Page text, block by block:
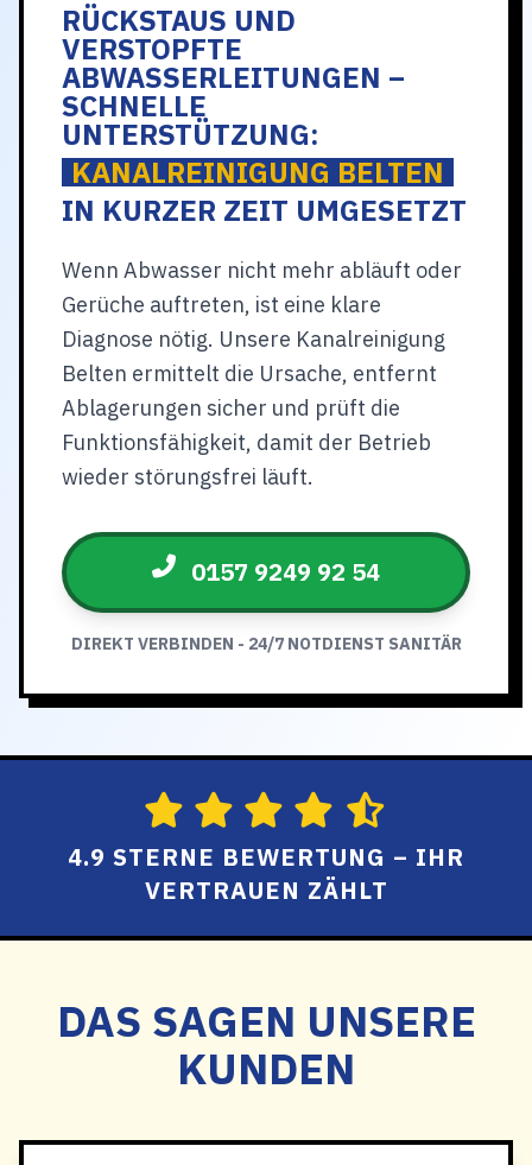
RÜCKSTAUS UND
VERSTOPFTE
ABWASSERLEITUNGEN –
SCHNELLE
UNTERSTÜTZUNG:
KANALREINIGUNG BELTEN
IN KURZER ZEIT UMGESETZT
Wenn Abwasser nicht mehr abläuft oder
Gerüche auftreten, ist eine klare
Diagnose nötig. Unsere Kanalreinigung
Belten ermittelt die Ursache, entfernt
Ablagerungen sicher und prüft die
Funktionsfähigkeit, damit der Betrieb
wieder störungsfrei läuft.
0157 9249 92 54
DIREKT VERBINDEN - 24/7 NOTDIENST SANITÄR
4.9 STERNE BEWERTUNG – IHR
VERTRAUEN ZÄHLT
DAS SAGEN UNSERE
KUNDEN